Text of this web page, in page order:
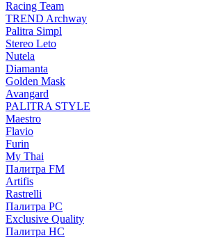
Racing Team
TREND Archway
Palitra Simpl
Stereo Leto
Nutela
Diamanta
Golden Mask
Avangard
PALITRA STYLE
Maestro
Flavio
Furin
My Thai
Палитра FM
Artifis
Rastrelli
Палитра PC
Exclusive Quality
Палитра HС